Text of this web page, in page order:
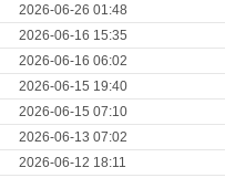
2026-06-26 01:48
2026-06-16 15:35
2026-06-16 06:02
2026-06-15 19:40
2026-06-15 07:10
2026-06-13 07:02
2026-06-12 18:11